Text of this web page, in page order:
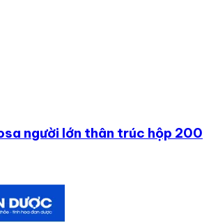
người lớn thân trúc hộp 200